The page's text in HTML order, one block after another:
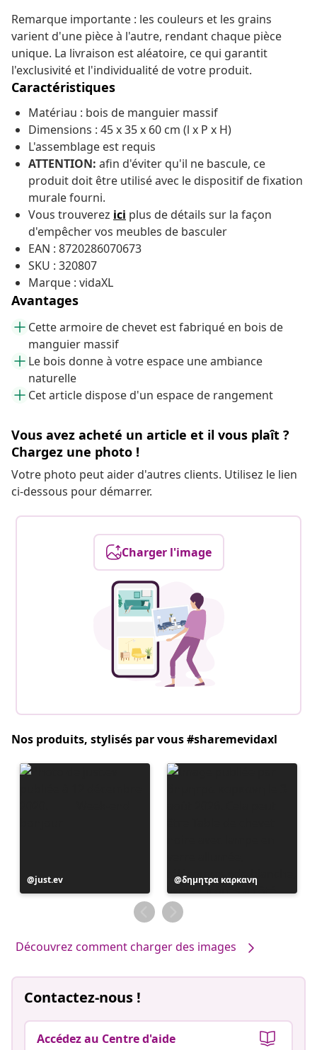
Remarque importante : les couleurs et les grains
varient d'une pièce à l'autre, rendant chaque pièce
unique. La livraison est aléatoire, ce qui garantit
l'exclusivité et l'individualité de votre produit.
Caractéristiques
Matériau : bois de manguier massif
Dimensions : 45 x 35 x 60 cm (l x P x H)
L'assemblage est requis
ATTENTION: afin d'éviter qu'il ne bascule, ce
produit doit être utilisé avec le dispositif de fixation
murale fourni.
Vous trouverez ici plus de détails sur la façon
d'empêcher vos meubles de basculer
EAN : 8720286070673
SKU : 320807
Marque : vidaXL
Avantages
Cette armoire de chevet est fabriqué en bois de
manguier massif
Le bois donne à votre espace une ambiance
naturelle
Cet article dispose d'un espace de rangement
Vous avez acheté un article et il vous plaît ?
Chargez une photo !
Votre photo peut aider d'autres clients. Utilisez le lien
ci-dessous pour démarrer.
Charger l'image
Nos produits, stylisés par vous #sharemevidaxl
Publication
publiée
just.ev
Publication
publiée
par
δημητρα καρκανη
Découvrez comment charger des images
Contactez-nous !
Accédez au Centre d'aide